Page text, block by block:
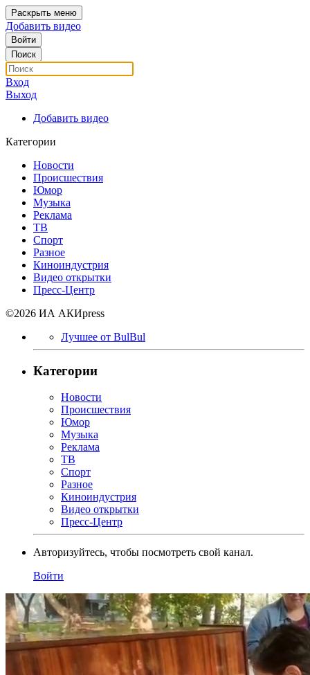
Раскрыть меню
Добавить видео
Войти
Поиск
Вход
Выход
Добавить видео
Категории
Новости
Происшествия
Юмор
Музыка
Реклама
ТВ
Спорт
Разное
Киноиндустрия
Видео открытки
Пресс-Центр
©2026 ИА АКИpress
Лучшее от BulBul
Категории
Новости
Происшествия
Юмор
Музыка
Реклама
ТВ
Спорт
Разное
Киноиндустрия
Видео открытки
Пресс-Центр
Авторизуйтесь, чтобы посмотреть свой канал.
Войти